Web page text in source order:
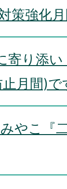
策強化
寄り添
月間)で
やこ『